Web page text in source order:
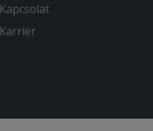
Kapcsolat
Karrier